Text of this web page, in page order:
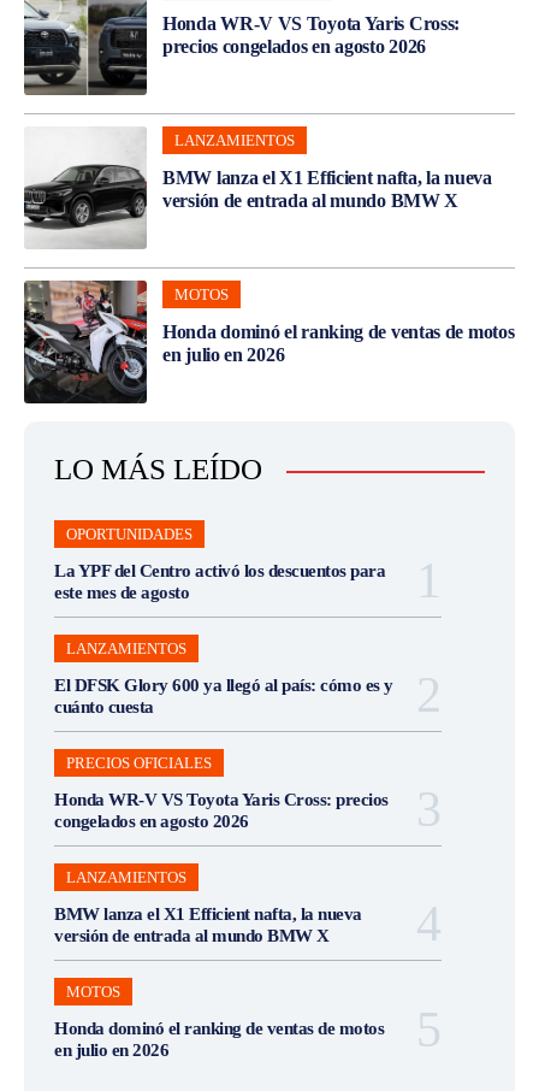
Honda WR-V VS Toyota Yaris Cross:
precios congelados en agosto 2026
LANZAMIENTOS
BMW lanza el X1 Efficient nafta, la nueva
versión de entrada al mundo BMW X
MOTOS
Honda dominó el ranking de ventas de motos
en julio en 2026
LO MÁS LEÍDO
OPORTUNIDADES
La YPF del Centro activó los descuentos para
este mes de agosto
LANZAMIENTOS
El DFSK Glory 600 ya llegó al país: cómo es y
cuánto cuesta
PRECIOS OFICIALES
Honda WR-V VS Toyota Yaris Cross: precios
congelados en agosto 2026
LANZAMIENTOS
BMW lanza el X1 Efficient nafta, la nueva
versión de entrada al mundo BMW X
MOTOS
Honda dominó el ranking de ventas de motos
en julio en 2026